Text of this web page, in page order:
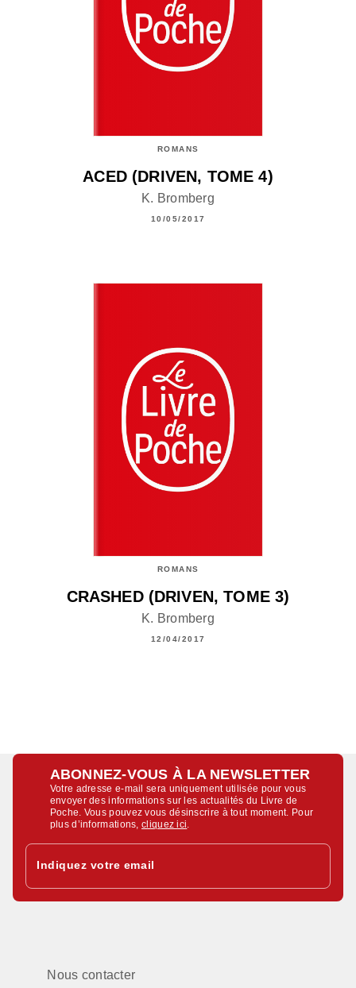
ROMANS
ACED (DRIVEN, TOME 4)
K. Bromberg
10/05/2017
ROMANS
CRASHED (DRIVEN, TOME 3)
K. Bromberg
12/04/2017
ABONNEZ-VOUS À LA NEWSLETTER
Votre adresse e-mail sera uniquement utilisée pour vous
envoyer des informations sur les actualités du Livre de
Poche. Vous pouvez vous désinscrire à tout moment. Pour
plus d’informations,cliquez ici
Indiquez votre email
Nous contacter